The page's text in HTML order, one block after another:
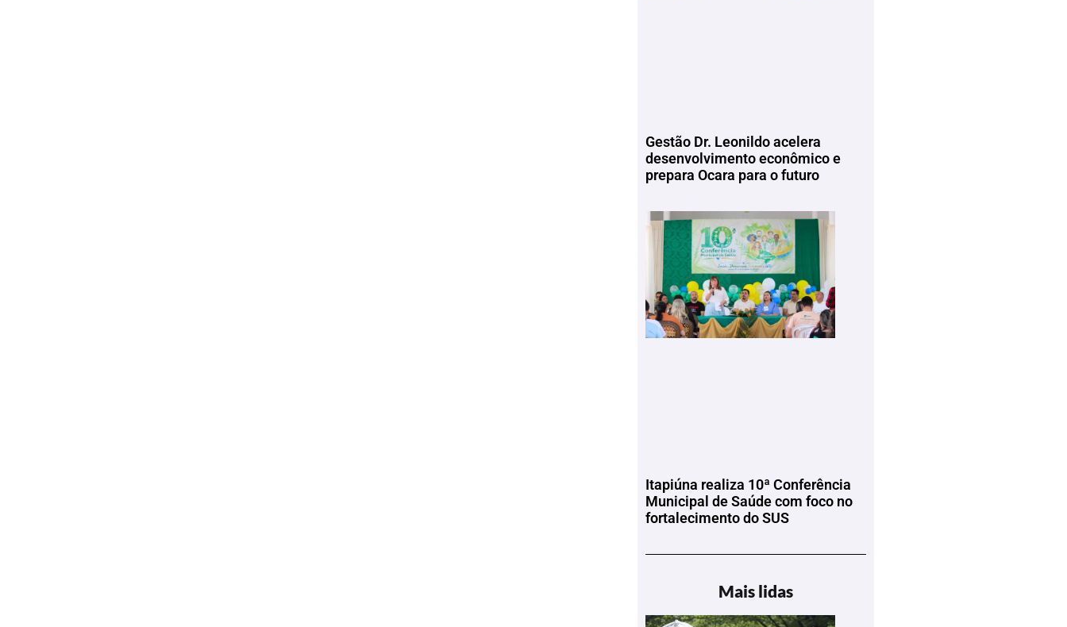
Gestão Dr. Leonildo acelera
desenvolvimento econômico e
prepara Ocara para o futuro
Itapiúna realiza 10ª Conferência
Municipal de Saúde com foco no
fortalecimento do SUS
Mais lidas